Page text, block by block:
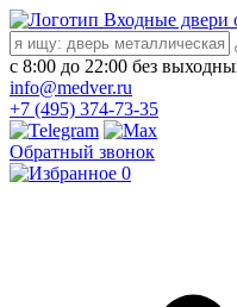
Входные двери
с 8:00 до 22:00 без
info@medver.ru
+7 (495) 374-73-35
Обратный звонок
0